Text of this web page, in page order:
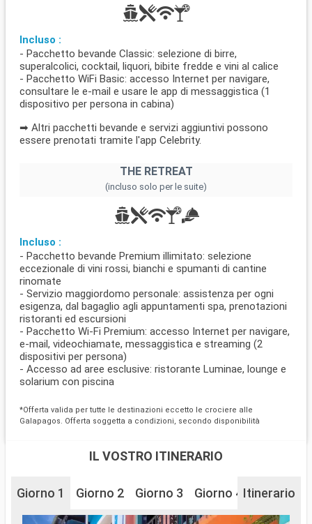
Incluso :
- Pacchetto bevande Classic: selezione di birre,
superalcolici, cocktail, liquori, bibite fredde e vini al calice
- Pacchetto WiFi Basic: accesso Internet per navigare,
consultare le e-mail e usare le app di messaggistica (1
dispositivo per persona in cabina)
➡ Altri pacchetti bevande e servizi aggiuntivi possono
essere prenotati tramite l'app Celebrity.
THE RETREAT
(incluso solo per le suite)
Incluso :
- Pacchetto bevande Premium illimitato: selezione
eccezionale di vini rossi, bianchi e spumanti di cantine
rinomate
- Servizio maggiordomo personale: assistenza per ogni
esigenza, dal bagaglio agli appuntamenti spa, prenotazioni
ristoranti ed escursioni
- Pacchetto Wi-Fi Premium: accesso Internet per navigare,
e-mail, videochiamate, messaggistica e streaming (2
dispositivi per persona)
- Accesso ad aree esclusive: ristorante Luminae, lounge e
solarium con piscina
*Offerta valida per tutte le destinazioni eccetto le crociere alle
Galapagos. Offerta soggetta a condizioni, secondo disponibilità
IL VOSTRO ITINERARIO
Giorno 1 Giorno 2 Giorno 3 Giorno 4 Giorno 5
Itinerario